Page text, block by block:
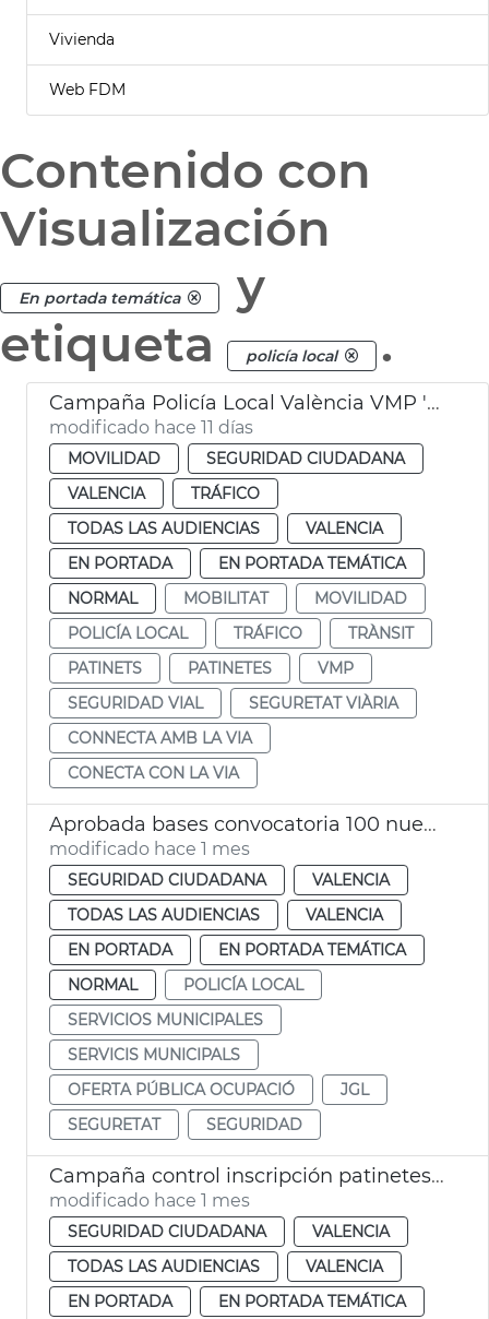
Vivienda
Web FDM
Contenido con
Visualización
En portada temática
y
etiqueta
policía local .
Campaña Policía Local València VMP 'Conecta con la vía'
modificado hace 11 días
MOVILIDAD
SEGURIDAD CIUDADANA
VALENCIA
TRÁFICO
TODAS LAS AUDIENCIAS
VALENCIA
EN PORTADA
EN PORTADA TEMÁTICA
NORMAL
MOBILITAT
MOVILIDAD
POLICÍA LOCAL
TRÁFICO
TRÀNSIT
PATINETS
PATINETES
VMP
SEGURIDAD VIAL
SEGURETAT VIÀRIA
CONNECTA AMB LA VIA
CONECTA CON LA VIA
Aprobada bases convocatoria 100 nuevos agentes Policía Local
modificado hace 1 mes
SEGURIDAD CIUDADANA
VALENCIA
TODAS LAS AUDIENCIAS
VALENCIA
EN PORTADA
EN PORTADA TEMÁTICA
NORMAL
POLICÍA LOCAL
SERVICIOS MUNICIPALES
SERVICIS MUNICIPALS
OFERTA PÚBLICA OCUPACIÓ
JGL
SEGURETAT
SEGURIDAD
Campaña control inscripción patinetes València
modificado hace 1 mes
SEGURIDAD CIUDADANA
VALENCIA
TODAS LAS AUDIENCIAS
VALENCIA
EN PORTADA
EN PORTADA TEMÁTICA